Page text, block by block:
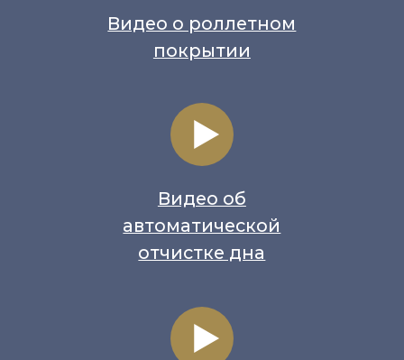
И ГАРАНТИЯ НА БАССЕЙНЫ
Работа сервисного
бассейнов и ремонт
технического помещения